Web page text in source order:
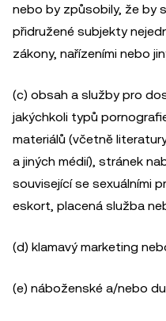
nebo by způsobily, že by
přidružené subjekty
zákony, nařízeními nebo
(c) obsah a služby pro
jakýchkoli typů
materiálů (včetně
a jiných médií), stránek
související se sexuálními
eskort, placená služba
(d) klamavý marketing
(e) náboženské a/nebo